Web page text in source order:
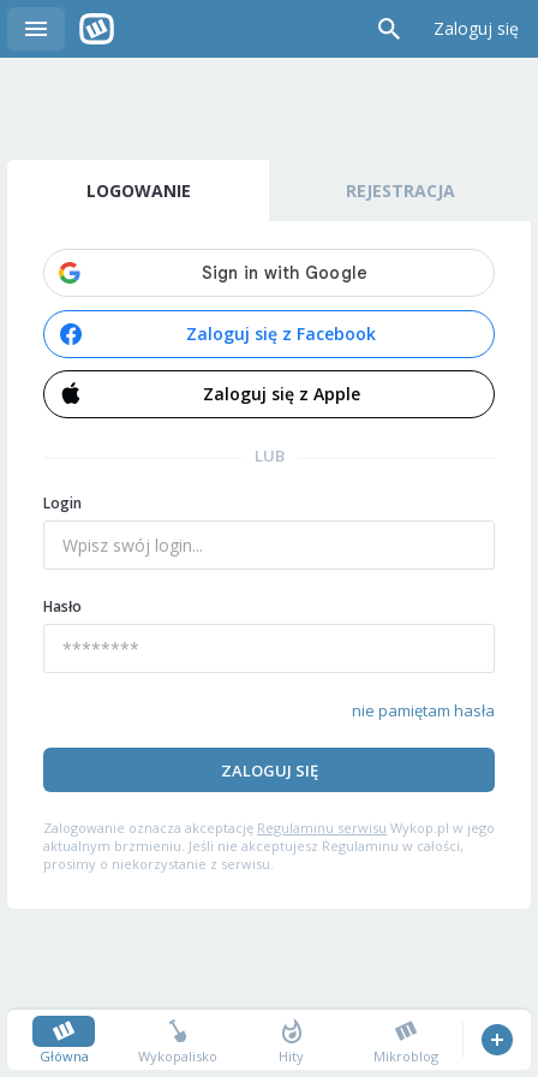
Zaloguj się
LOGOWANIE REJESTRACJA
Zaloguj się z Facebook
Zaloguj się z Apple
LUB
Login
Hasło
nie pamiętam hasła
ZALOGUJ SIĘ
Zalogowanie oznacza akceptację Regulaminu serwisu Wykop.pl w jego
aktualnym brzmieniu. Jeśli nie akceptujesz Regulaminu w całości,
prosimy o niekorzystanie z serwisu.
Główna Wykopalisko Hity Mikroblog